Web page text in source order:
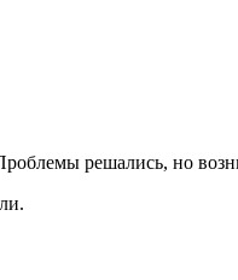
решались, но